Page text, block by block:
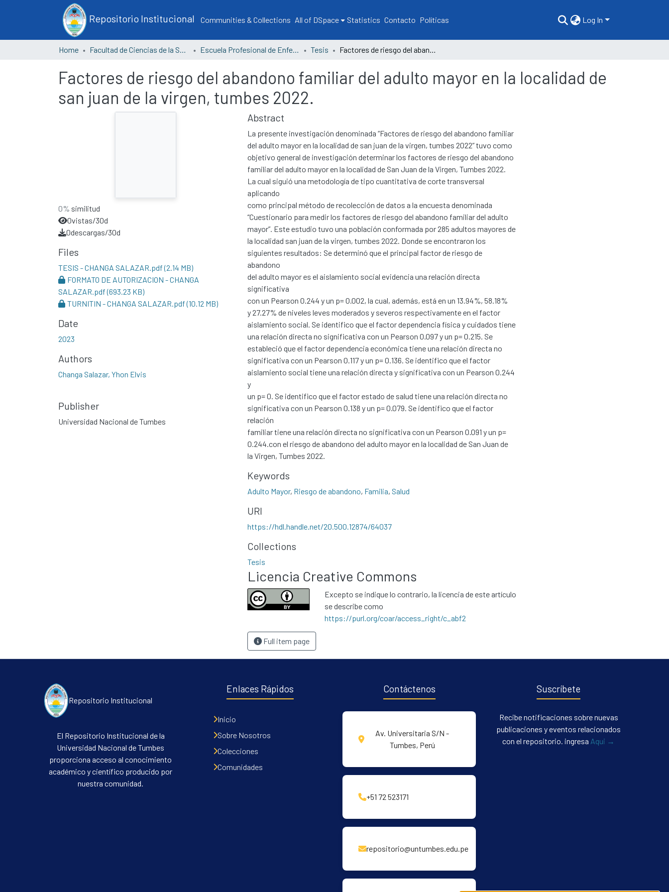
Repositorio Institucional Communities & Collections All of DSpace Statistics Contacto Políticas Log In
Home Facultad de Ciencias de la Salud Escuela Profesional de Enfermería Tesis Factores de riesgo del abandono familiar del adulto mayor en la localidad de san juan de la virgen, tumbes 2022.
Factores de riesgo del abandono familiar del adulto mayor en la localidad de
san juan de la virgen, tumbes 2022.
0% similitud
0vistas/30d
0descargas/30d
Files
TESIS - CHANGA SALAZAR.pdf(2.14 MB)
FORMATO DE AUTORIZACION - CHANGA
SALAZAR.pdf(693.23 KB)
TURNITIN - CHANGA SALAZAR.pdf(10.12 MB)
Date
2023
Authors
Changa Salazar, Yhon Elvis
Publisher
Universidad Nacional de Tumbes
Abstract
La presente investigación denominada “Factores de riesgo del abandono familiar
del adulto mayor en la localidad de san juan de la virgen, tumbes 2022” tuvo como
objetivo general de investigación determinar los factores de riesgo del abandono
familiar del adulto mayor en la localidad de San Juan de la Virgen, Tumbes 2022.
La cual siguió una metodología de tipo cuantitativa de corte transversal
aplicando
como principal método de recolección de datos a la encuesta denominada
“Cuestionario para medir los factores de riesgo del abandono familiar del adulto
mayor”. Este estudio tuvo una población conformada por 285 adultos mayores de
la localidad san juan de la virgen, tumbes 2022. Donde se encontraron los
siguientes resultados: Se determinó que el principal factor de riesgo de
abandono
del adulto mayor es el aislamiento social evidencia una relación directa
significativa
con un Pearson 0.244 y un p= 0.002, la cual, además, está en un 13.94%, 58.18%
y 27.27% de niveles leves moderados y severos respectivamente en el factor
aislamiento social. Se identifico que el factor dependencia física y cuidados tiene
una relación directa no significativa con un Pearson 0.097 y un p= 0.215. Se
estableció que el factor dependencia económica tiene una relación directa no
significativa con un Pearson 0.117 y un p= 0.136. Se identifico que el factor
aislamiento social tiene una relación directa y significativa con un Pearson 0.244
y
un p= 0. Se identifico que el factor estado de salud tiene una relación directa no
significativa con un Pearson 0.138 y un p= 0.079. Se identifico que el factor
relación
familiar tiene una relación directa no significativa con un Pearson 0.091 y un p=
0.244.con el riesgo de abandono del adulto mayor en la localidad de San Juan de
la Virgen, Tumbes 2022.
Keywords
Adulto Mayor, Riesgo de abandono, Familia, Salud
URI
https://hdl.handle.net/20.500.12874/64037
Collections
Tesis
Licencia Creative Commons
Excepto se indique lo contrario, la licencia de este artículo
se describe como
https://purl.org/coar/access_right/c_abf2
Full item page
Repositorio Institucional
El Repositorio Institucional de la
Universidad Nacional de Tumbes
proporciona acceso al conocimiento
académico y científico producido por
nuestra comunidad.
Enlaces Rápidos
Inicio
Sobre Nosotros
Colecciones
Comunidades
Contáctenos
Av. Universitaria S/N -
Tumbes, Perú
+51 72 523171
repositorio@untumbes.edu.pe
Suscríbete
Recibe notificaciones sobre nuevas
publicaciones y eventos relacionados
con el repositorio. ingresa Aqui →